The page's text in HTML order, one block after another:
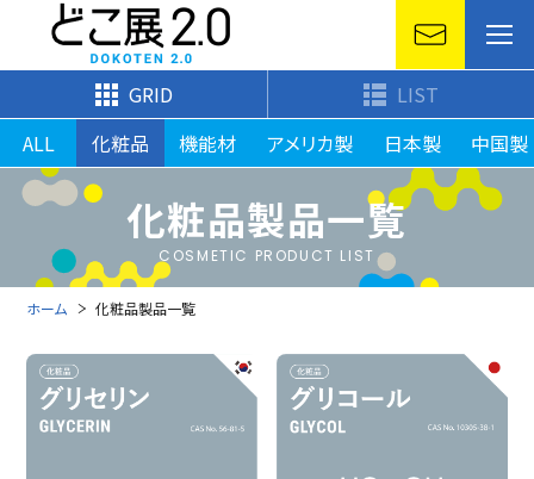
GRID
LIST
ALL
化粧品 機能材 アメリカ製 日本製 中国製
化粧品製品一覧
COSMETIC PRODUCT LIST
ホーム 化粧品製品一覧